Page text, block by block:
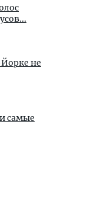
не
самые